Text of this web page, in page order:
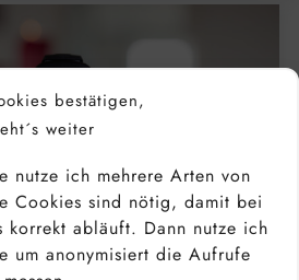
bestätigen,
weiter
nutze ich mehrere Arten von
Cookies sind nötig, damit bei
korrekt abläuft. Dann nutze ich
um anonymisiert die Aufrufe